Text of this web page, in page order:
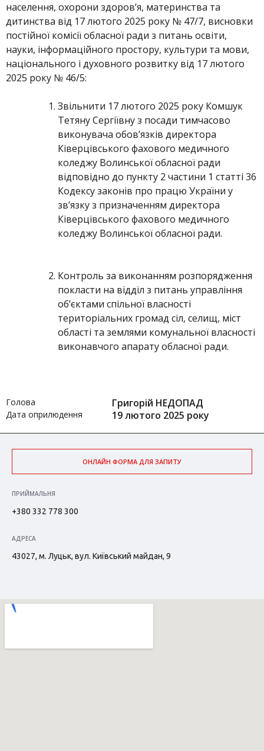
населення, охорони здоров’я, материнства та
дитинства від 17 лютого 2025 року № 47/7, висновки
постійної комісії обласної ради з питань освіти,
науки, інформаційного простору, культури та мови,
національного і духовного розвитку від 17 лютого
2025 року № 46/5:
Звільнити 17 лютого 2025 року Комшук
Тетяну Сергіївну з посади тимчасово
виконувача обов’язків директора
Ківерцівського фахового медичного
коледжу Волинської обласної ради
відповідно до пункту 2 частини 1 статті 36
Кодексу законів про працю України у
зв’язку з призначенням директора
Ківерцівського фахового медичного
коледжу Волинської обласної ради.
Контроль за виконанням розпорядження
покласти на відділ з питань управління
об’єктами спільної власності
територіальних громад сіл, селищ, міст
області та землями комунальної власності
виконавчого апарату обласної ради.
Голова Григорій НЕДОПАД
Дата оприлюдення 19 лютого 2025 року
ОНЛАЙН ФОРМА ДЛЯ ЗАПИТУ
ПРИЙМАЛЬНЯ
+380 332 778 300
АДРЕСА
43027, м. Луцьк, вул. Київський майдан, 9